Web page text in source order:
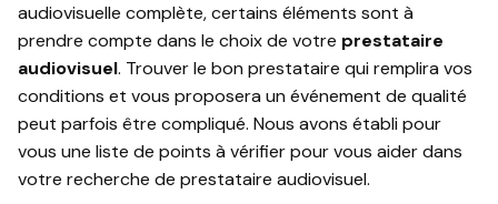
audiovisuelle complète, certains éléments sont à
prendre compte dans le choix de votre prestataire
audiovisuel. Trouver le bon prestataire qui remplira vos
conditions et vous proposera un événement de qualité
peut parfois être compliqué. Nous avons établi pour
vous une liste de points à vérifier pour vous aider dans
votre recherche de prestataire audiovisuel.